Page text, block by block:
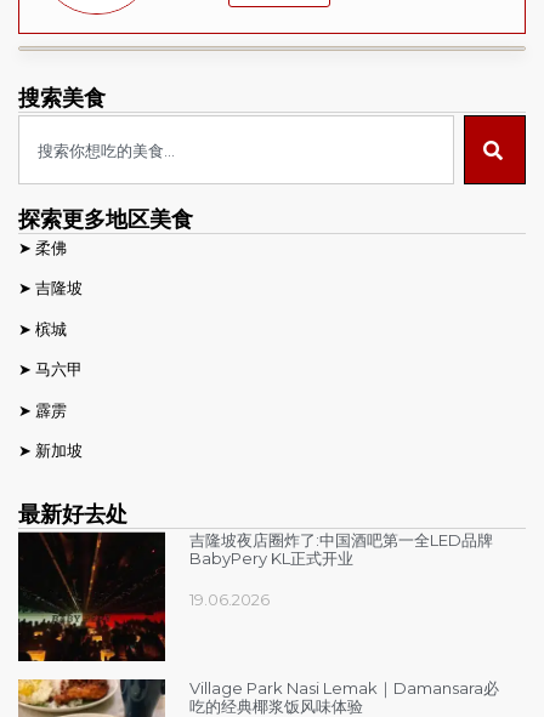
搜索美食
探索更多地区美食
最新好去处
吉隆坡夜店圈炸了:中国酒吧第一全LED品牌
BabyPery KL正式开业
19.06.2026
Village Park Nasi Lemak｜Damansara必
吃的经典椰浆饭风味体验
➤ 柔佛
➤ 吉隆坡
➤ 槟城
➤ 马六甲
➤ 霹雳
➤ 新加坡